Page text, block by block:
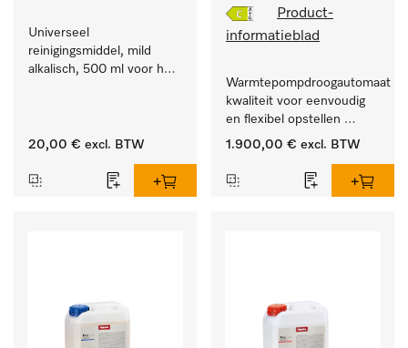
Universeel
reinigingsmiddel, mild
alkalisch, 500 ml voor het
20,00 € excl. BTW
Product-
informatieblad
Warmtepompdroogautomaat
kwaliteit voor eenvoudig
en flexibel opstellen
zonder luchtafvoer.
1.900,00 € excl. BTW